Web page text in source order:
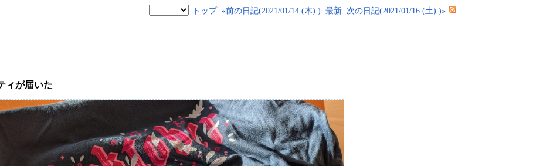
トップ «前の日記(2021/01/14 (木) ) 最新 次の日記(2021/01/16 (土) )»
ィが届いた